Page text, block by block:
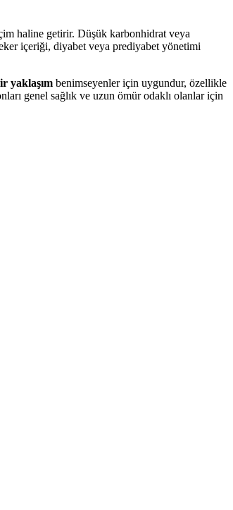
haline getirir. Düşük karbonhidrat veya
içeriği, diyabet veya prediyabet yönetimi
yaklaşım benimseyenler için uygundur, özellikle
genel sağlık ve uzun ömür odaklı olanlar için